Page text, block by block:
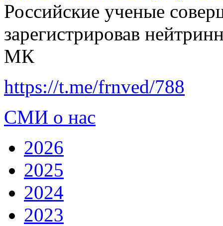
Российские ученые
зарегистрировав
МК
https://t.me/frnved/788
СМИ о нас
2026
2025
2024
2023